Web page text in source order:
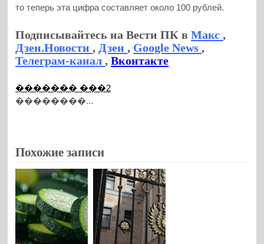
то теперь эта цифра составляет около 100 рублей.
Подписывайтесь на Вести ПК вМакс,
Дзен.Новости, Дзен, Google News,
Телеграм-канал,Вконтакте
������� ���2
��������...
Похожие записи